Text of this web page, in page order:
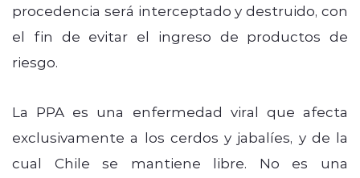
procedencia será interceptado y destruido, con
el fin de evitar el ingreso de productos de
riesgo.
La PPA es una enfermedad viral que afecta
exclusivamente a los cerdos y jabalíes, y de la
cual Chile se mantiene libre. No es una